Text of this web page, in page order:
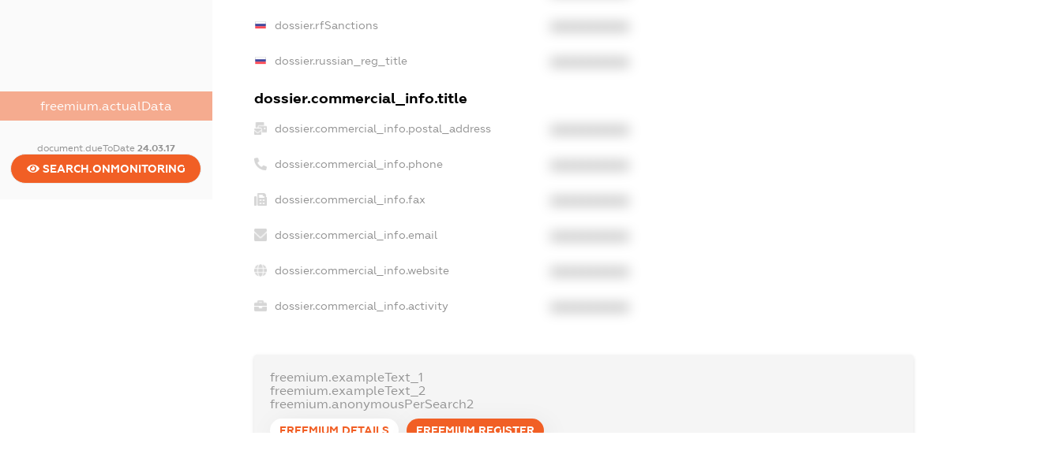
freemium.actualData
document.dueToDate 24.03.17
SEARCH.ONMONITORING
dossier.rfSanctions
dossier.russian_reg_title
dossier.commercial_info.title
dossier.commercial_info.postal_address
dossier.commercial_info.phone
dossier.commercial_info.fax
dossier.commercial_info.email
dossier.commercial_info.website
dossier.commercial_info.activity
freemium.exampleText_1
freemium.exampleText_2
freemium.anonymousPerSearch2
FREEMIUM.DETAILS FREEMIUM.REGISTER